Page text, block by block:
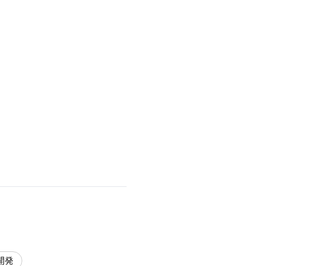
発